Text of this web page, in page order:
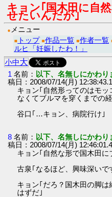
キョン｢国木田に自
せたいんだが｣
● メニュー
■ トップ ■作品一覧 ■作者一覧
ルヒ「妊娠したわ！」
小中大
1 名前： 以下、名無しにかわ
稿日：2008/07/14(月)
キョン｢自然形ってのはモ
なくてブルマを穿くまでの
谷口｢…キョン、病院行け｣
8 名前： 以下、名無しにかわ
稿日：2008/07/14(月)
キョン｢自然な形で国木田
古泉｢なるほど、興味深いで
キョン｢だろ？国木田の脚は
はずだ｣